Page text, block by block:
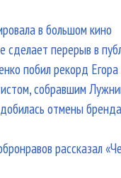
в большом кино
сделает перерыв в
побил рекорд
собравшим
отмены
рассказал